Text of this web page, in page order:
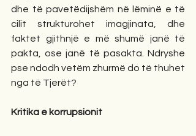
dhe të pavetëdijshëm në lëminë e të
cilit strukturohet imagjinata, dhe
faktet gjithnjë e më shumë janë të
pakta, ose janë të pasakta. Ndryshe
pse ndodh vetëm zhurmë do të thuhet
nga të Tjerët?
Kritika e korrupsionit